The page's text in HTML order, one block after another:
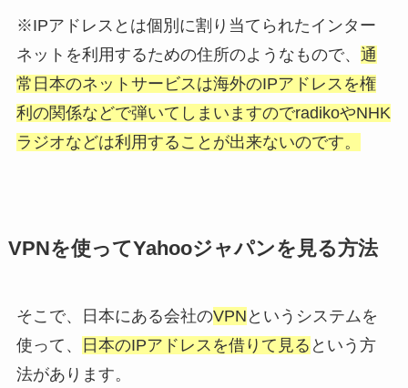
※IPアドレスとは個別に割り当てられたインター
ネットを利用するための住所のようなもので、 通
常日本のネットサービスは海外のIPアドレスを権
利の関係などで弾いてしまいますのでradikoやNHK
ラジオなどは利用することが出来ないのです。
VPNを使ってYahooジャパンを見る方法
そこで、日本にある会社のVPN というシステムを
使って、
日本のIPアドレスを借りて見る という方
法があります。